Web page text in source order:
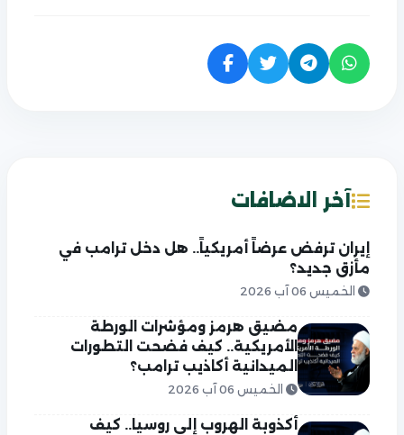
آخر الاضافات
إيران ترفض عرضاً أمريكياً.. هل دخل ترامب في
مأزق جديد؟
الخميس 06 آب 2026
مضيق هرمز ومؤشرات الورطة
الأمريكية.. كيف فضحت التطورات
الميدانية أكاذيب ترامب؟
الخميس 06 آب 2026
أكذوبة الهروب إلى روسيا.. كيف